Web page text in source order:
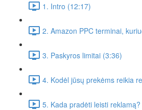
1. Intro (12:17)
2. Amazon PPC terminai,
3. Paskyros limitai (3:36)
4. Kodėl jūsų prekėms reikia
5. Kada pradėti leisti